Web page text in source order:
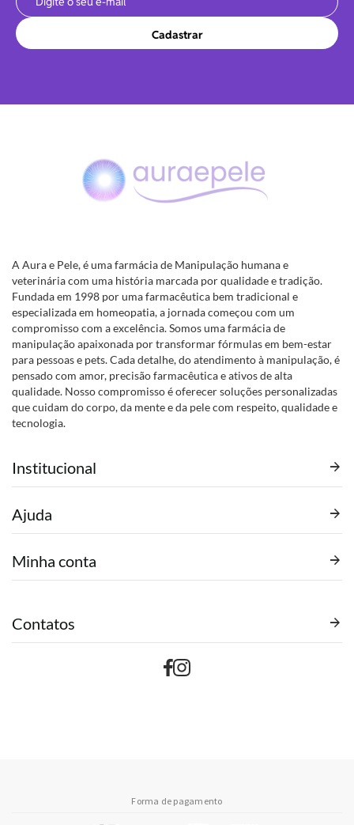
Cadastrar
A Aura e Pele, é uma farmácia de Manipulação humana e
veterinária com uma história marcada por qualidade e tradição.
Fundada em 1998 por uma farmacêutica bem tradicional e
especializada em homeopatia, a jornada começou com um
compromisso com a excelência. Somos uma farmácia de
manipulação apaixonada por transformar fórmulas em bem-estar
para pessoas e pets. Cada detalhe, do atendimento à manipulação, é
pensado com amor, precisão farmacêutica e ativos de alta
qualidade. Nosso compromisso é oferecer soluções personalizadas
que cuidam do corpo, da mente e da pele com respeito, qualidade e
tecnologia.
Institucional
Ajuda
Minha conta
Contatos
Forma de pagamento